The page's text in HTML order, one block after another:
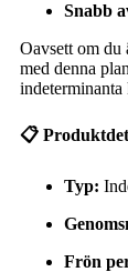
Snabb
Oavsett om du
med denna
indeterminanta
📋
Typ:
Frön